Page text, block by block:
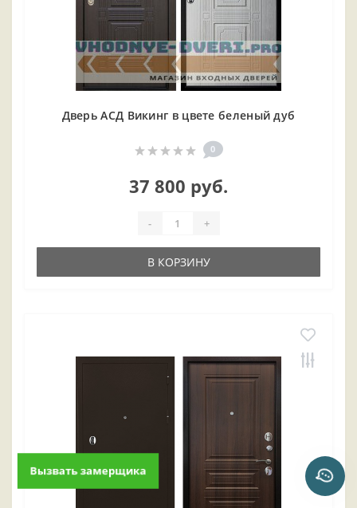
Дверь АСД Викинг в цвете беленый дуб
0
37 800 руб.
- +
В КОРЗИНУ
Вызвать замерщика